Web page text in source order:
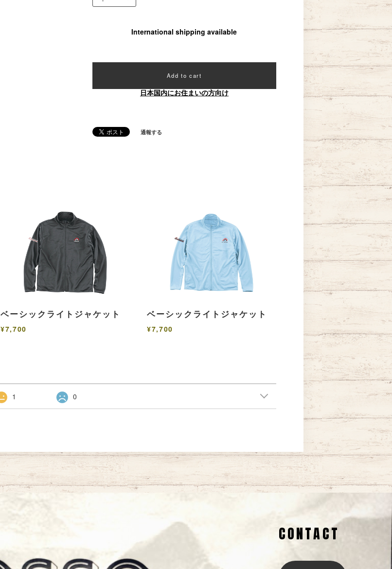
International shipping available
Add to cart
日本国内にお住まいの方向け
通報する
ベーシックライトジャケット
¥7,700
ベーシックライトジャケット
¥7,700
1 0
CONTACT